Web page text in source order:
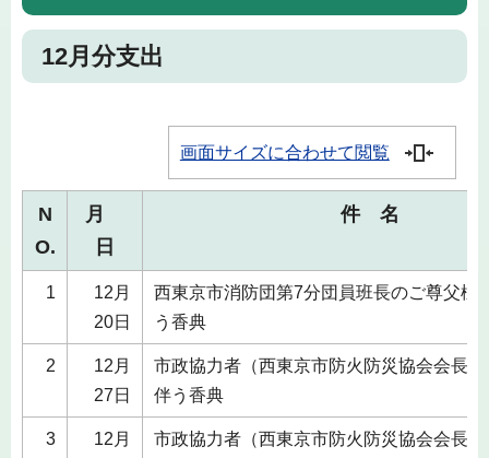
12月分支出
画面サイズに合わせて閲覧
N
O.
月
日
件 名
1
12月
20日
西東京市消防団第7分団員班長のご尊父様
う香典
2
12月
27日
市政協力者（西東京市防火防災協会会長
伴う香典
3
12月
市政協力者（西東京市防火防災協会会長